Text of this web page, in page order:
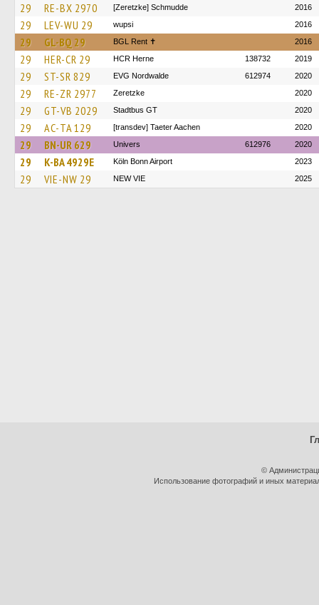
29 RE-BX 2970 [Zeretzke] Schmudde 2016
29 LEV-WU 29 wupsi 2016
29 GL-BQ 29 BGL Rent ✝︎ 2016
29 HER-CR 29 HCR Herne 138732 2019
29 ST-SR 829 EVG Nordwalde 612974 2020
29 RE-ZR 2977 Zeretzke 2020
29 GT-VB 2029 Stadtbus GT 2020
29 AC-TA 129 [transdev] Taeter Aachen 2020
29 BN-UR 629 Univers 612976 2020
29 K-BA 4929E Köln Bonn Airport 2023
29 VIE-NW 29 NEW VIE 2025
©
Использование фотографий и иных